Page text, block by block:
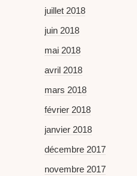
juillet 2018
juin 2018
mai 2018
avril 2018
mars 2018
février 2018
janvier 2018
décembre 2017
novembre 2017